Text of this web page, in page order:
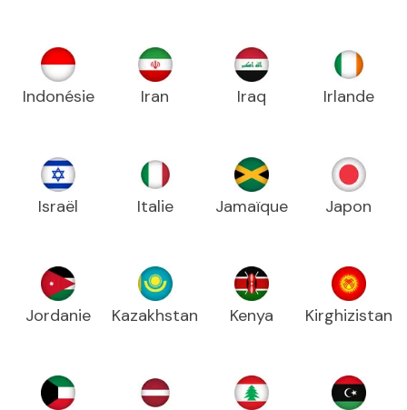
Indonésie Iran Iraq Irlande
Israël Italie Jamaïque Japon
Jordanie Kazakhstan Kenya Kirghizistan